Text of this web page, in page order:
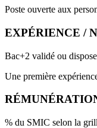
Poste ouverte aux
EXPÉRIENCE /
Bac+2 validé ou
Une première
% du SMIC selon la